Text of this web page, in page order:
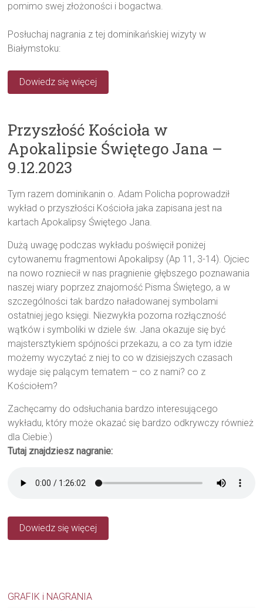
pomimo swej złożoności i bogactwa.
Posłuchaj nagrania z tej dominikańskiej wizyty w
Białymstoku:
Dowiedz się więcej
Przyszłość Kościoła w
Apokalipsie Świętego Jana –
9.12.2023
Tym razem dominikanin o. Adam Policha poprowadził
wykład o przyszłości Kościoła jaka zapisana jest na
kartach Apokalipsy Świętego Jana.
Dużą uwagę podczas wykładu poświęcił poniżej
cytowanemu fragmentowi Apokalipsy (Ap 11, 3-14). Ojciec
na nowo rozniecił w nas pragnienie głębszego poznawania
naszej wiary poprzez znajomość Pisma Świętego, a w
szczególności tak bardzo naładowanej symbolami
ostatniej jego księgi. Niezwykła pozorna rozłączność
wątków i symboliki w dziele św. Jana okazuje się być
majstersztykiem spójności przekazu, a co za tym idzie
możemy wyczytać z niej to co w dzisiejszych czasach
wydaje się palącym tematem – co z nami? co z
Kościołem?
Zachęcamy do odsłuchania bardzo interesującego
wykładu, który może okazać się bardzo odkrywczy również
dla Ciebie:)
Tutaj znajdziesz nagranie:
Dowiedz się więcej
GRAFIK i NAGRANIA